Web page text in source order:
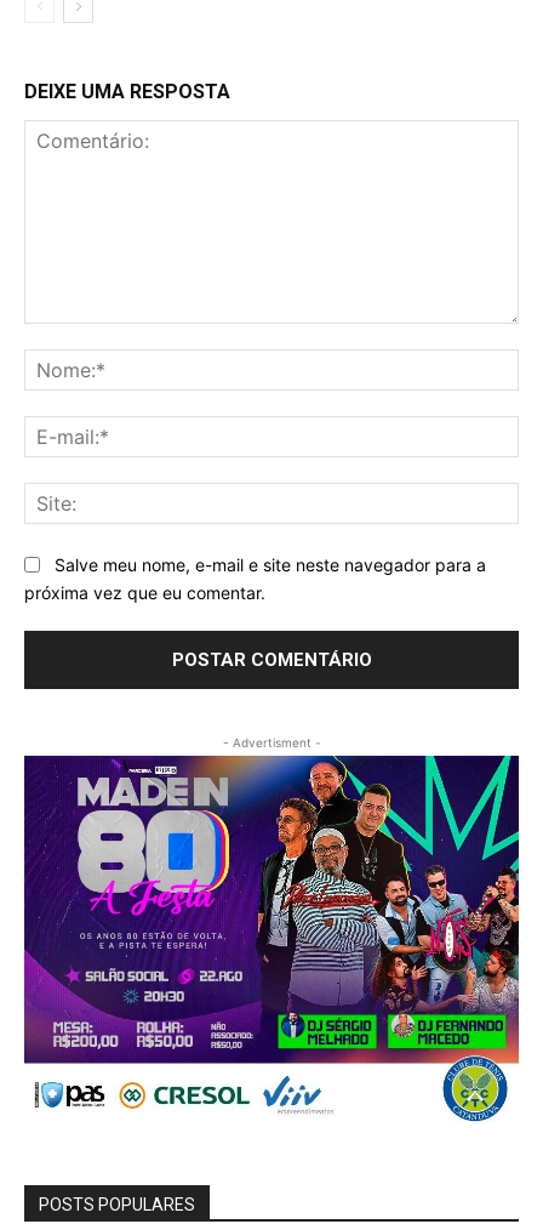
DEIXE UMA RESPOSTA
Salve meu nome, e-mail e site neste navegador para a
próxima vez que eu comentar.
- Advertisment -
POSTS POPULARES